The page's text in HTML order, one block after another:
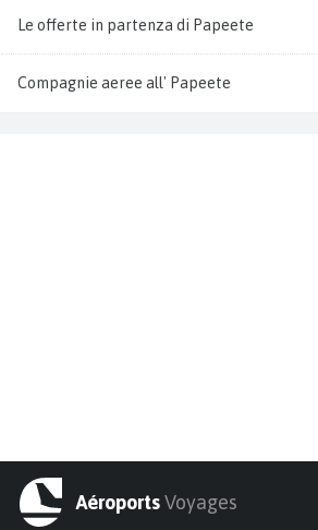
Le offerte in partenza di Papeete
Compagnie aeree all' Papeete
AéroportsVoyages